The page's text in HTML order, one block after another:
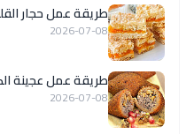
طريقة عمل حجار
2026-07-08
طريقة عمل عجينة
2026-07-08